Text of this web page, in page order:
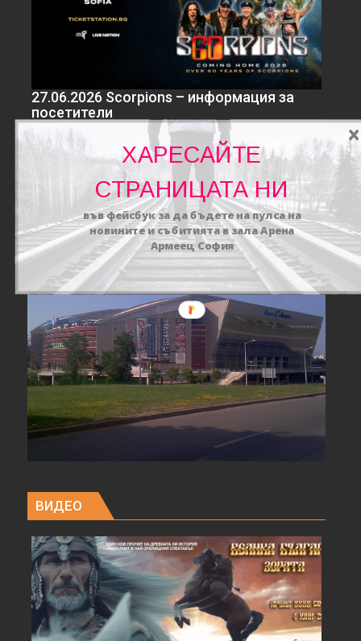
27.06.2026 Scorpions – информация за
посетители
redaktor
Легендите Scorpions се завръщат у нас с
Концерти Новини
ВИДЕО
ХАРЕСАЙТЕ
СТРАНИЦАТА НИ
във фейсбук за да бъдете на пулса на
новините и събитията в зала Арена
Армеец София